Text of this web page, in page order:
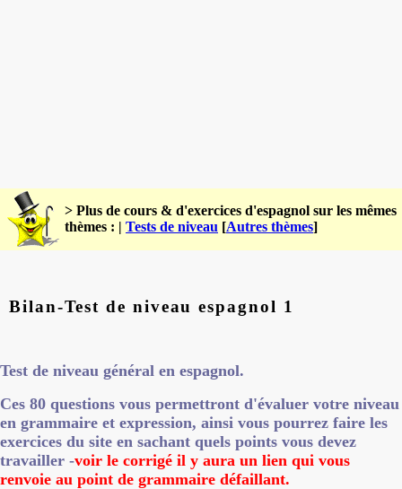
> Plus de cours & d'exercices d'espagnol sur les mêmes
thèmes : | Tests de niveau [Autres thèmes]
Bilan-Test de niveau espagnol 1
Test de niveau général en espagnol.
Ces 80 questions vous permettront d'évaluer votre niveau
en grammaire et expression, ainsi vous pourrez faire les
exercices du site en sachant quels points vous devez
travailler -voir le corrigé il y aura un lien qui vous
renvoie au point de grammaire défaillant.